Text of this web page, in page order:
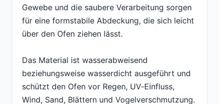
Gewebe und die saubere Verarbeitung sorgen
für eine formstabile Abdeckung, die sich leicht
über den Ofen ziehen lässt.
Das Material ist wasserabweisend
beziehungsweise wasserdicht ausgeführt und
schützt den Ofen vor Regen, UV‑Einfluss,
Wind, Sand, Blättern und Vogel­verschmutzung.